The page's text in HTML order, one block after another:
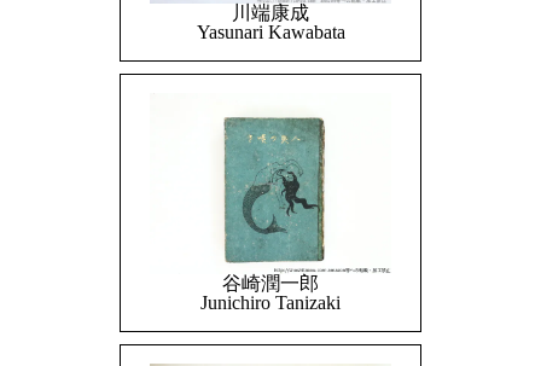
川端康成
Yasunari Kawabata
谷崎潤一郎
Junichiro Tanizaki